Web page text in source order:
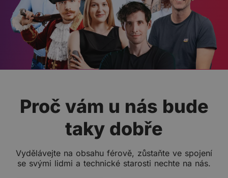
Proč vám u nás bude
taky dobře
Vydělávejte na obsahu férově, zůstaňte ve spojení
se svými lidmi a technické starosti nechte na nás.